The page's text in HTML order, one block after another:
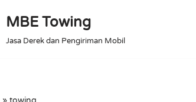
MBE Towing
Jasa Derek dan Pengiriman Mobil